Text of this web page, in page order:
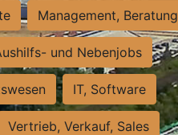
Management, Beratung
und Nebenjobs
IT, Software
Vertrieb, Verkauf, Sales